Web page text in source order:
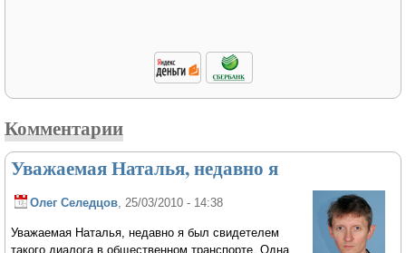
Комментарии
Уважаемая Наталья, недавно я
Олег Селедцов, 25/03/2010 - 14:38
Уважаемая Наталья, недавно я был свидетелем
такого диалога в общественном транспорте. Одна